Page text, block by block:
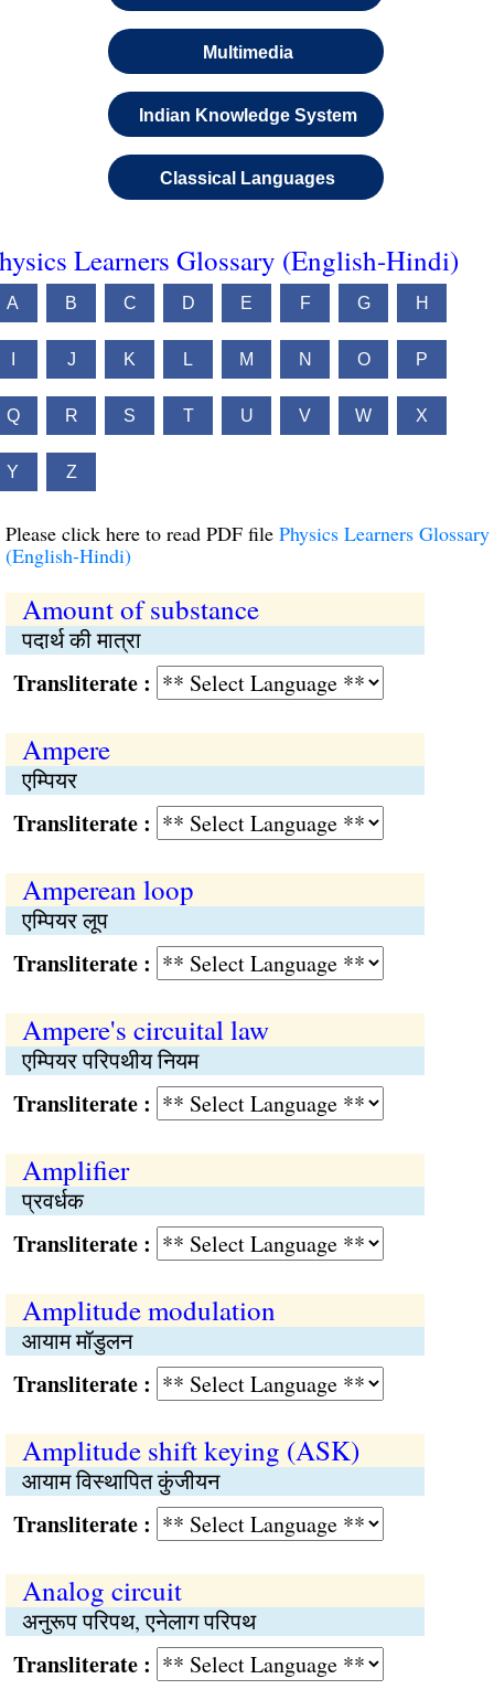
Multimedia
Indian Knowledge System
Classical Languages
Learners Glossary (English-Hindi)
A B C D E F G H
J K L M N O P
Q R S T U V W X
Y Z
Please click here to read PDF file Physics Learners Glossary
(English-Hindi)
Amount of substance
पदार्थ की मात्रा
:
Ampere
एम्पियर
:
Amperean loop
एम्पियर लूप
:
Ampere's circuital law
एम्पियर परिपथीय नियम
:
Amplifier
प्रवर्धक
:
Amplitude modulation
आयाम मॉडुलन
:
Amplitude shift keying (ASK)
आयाम विस्थापित कुंजीयन
:
Analog circuit
अनुरूप परिपथ, एनेलाग परिपथ
: